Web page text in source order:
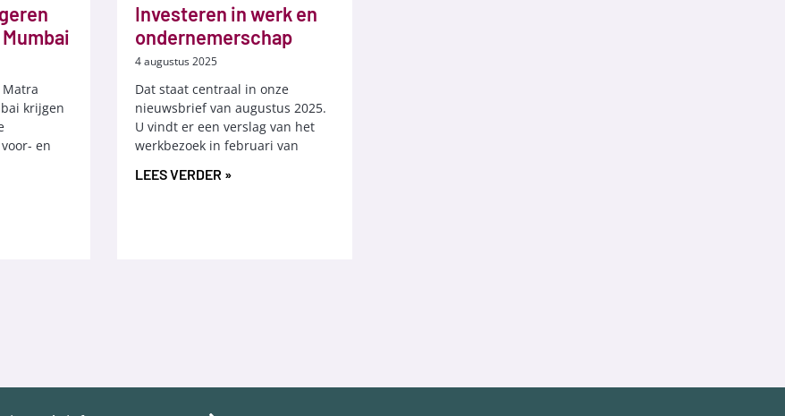
Matra
krijgen
en
Investeren in werk en
ondernemerschap
4 augustus 2025
Dat staat centraal in onze
nieuwsbrief van augustus 2025.
U vindt er een verslag van het
werkbezoek in februari van
LEES VERDER »